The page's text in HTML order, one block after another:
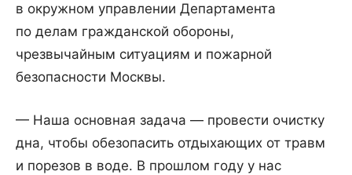
в окружном управлении Департамента
по делам гражданской обороны,
чрезвычайным ситуациям и пожарной
безопасности Москвы.
— Наша основная задача — провести очистку
дна, чтобы обезопасить отдыхающих от травм
и порезов в воде. В прошлом году у нас